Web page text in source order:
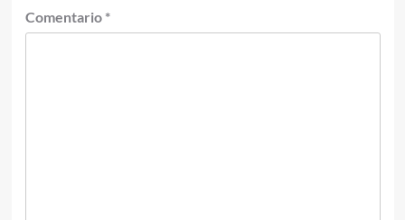
Comentario *